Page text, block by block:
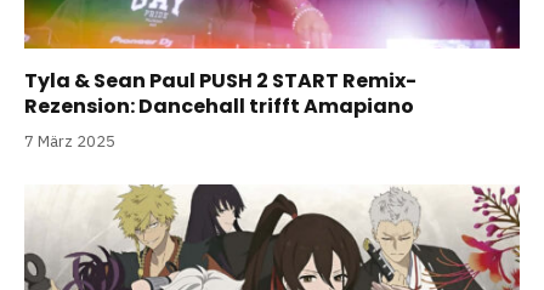
Tyla & Sean Paul PUSH 2 START Remix-
Rezension: Dancehall trifft Amapiano
7 März 2025